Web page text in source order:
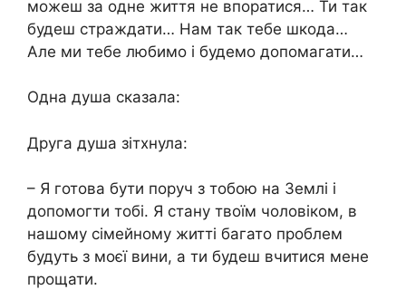
можеш за одне життя не впоратися… Ти так
будеш страждати… Нам так тебе шкода…
Але ми тебе любимо і будемо допомагати…
Одна душа сказала:
Друга душа зітхнула:
– Я готова бути поруч з тобою на Землі і
допомогти тобі. Я стану твоїм чоловіком, в
нашому сімейному житті багато проблем
будуть з моєї вини, а ти будеш вчитися мене
прощати.